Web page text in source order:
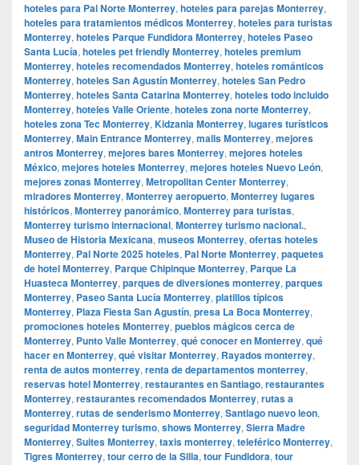
hoteles para Pal Norte Monterrey, hoteles para parejas Monterrey,
hoteles para tratamientos médicos Monterrey, hoteles para turistas
Monterrey, hoteles Parque Fundidora Monterrey, hoteles Paseo
Santa Lucía, hoteles pet friendly Monterrey, hoteles premium
Monterrey, hoteles recomendados Monterrey, hoteles románticos
Monterrey, hoteles San Agustín Monterrey, hoteles San Pedro
Monterrey, hoteles Santa Catarina Monterrey, hoteles todo incluido
Monterrey, hoteles Valle Oriente, hoteles zona norte Monterrey,
hoteles zona Tec Monterrey, Kidzania Monterrey, lugares turísticos
Monterrey, Main Entrance Monterrey, malls Monterrey, mejores
antros Monterrey, mejores bares Monterrey, mejores hoteles
México, mejores hoteles Monterrey, mejores hoteles Nuevo León,
mejores zonas Monterrey, Metropolitan Center Monterrey,
miradores Monterrey, Monterrey aeropuerto, Monterrey lugares
históricos, Monterrey panorámico, Monterrey para turistas,
Monterrey turismo internacional, Monterrey turismo nacional.,
Museo de Historia Mexicana, museos Monterrey, ofertas hoteles
Monterrey, Pal Norte 2025 hoteles, Pal Norte Monterrey, paquetes
de hotel Monterrey, Parque Chipinque Monterrey, Parque La
Huasteca Monterrey, parques de diversiones monterrey, parques
Monterrey, Paseo Santa Lucía Monterrey, platillos típicos
Monterrey, Plaza Fiesta San Agustín, presa La Boca Monterrey,
promociones hoteles Monterrey, pueblos mágicos cerca de
Monterrey, Punto Valle Monterrey, qué conocer en Monterrey, qué
hacer en Monterrey, qué visitar Monterrey, Rayados monterrey,
renta de autos monterrey, renta de departamentos monterrey,
reservas hotel Monterrey, restaurantes en Santiago, restaurantes
Monterrey, restaurantes recomendados Monterrey, rutas a
Monterrey, rutas de senderismo Monterrey, Santiago nuevo leon,
seguridad Monterrey turismo, shows Monterrey, Sierra Madre
Monterrey, Suites Monterrey, taxis monterrey, teleférico Monterrey,
Tigres Monterrey, tour cerro de la Silla, tour Fundidora, tour